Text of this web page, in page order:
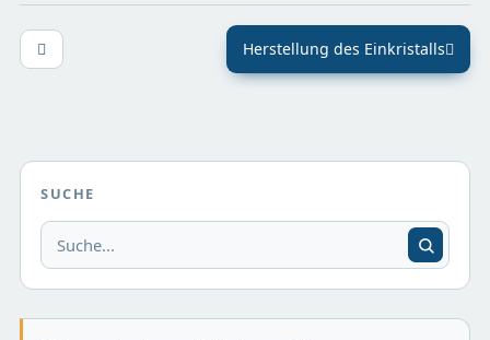
Herstellung des Einkristalls
SUCHE